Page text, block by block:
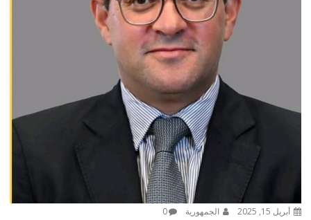
أبريل 15, 2025 الجمهورية 0